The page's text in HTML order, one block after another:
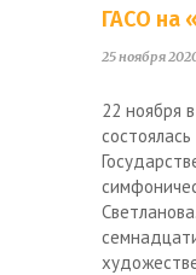
ГАСО на
25 ноября
22 ноября